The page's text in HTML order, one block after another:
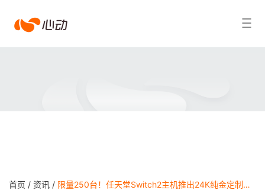
爱搜索结果
首页 / 资讯 / 限量250台！任天堂Switch2主机推出24K纯金定制版 - 爱游戏app官方网站